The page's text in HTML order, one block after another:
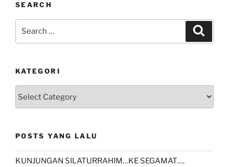
SEARCH
KATEGORI
POSTS YANG LALU
KUNJUNGAN SILATURRAHIM…KE SEGAMAT….